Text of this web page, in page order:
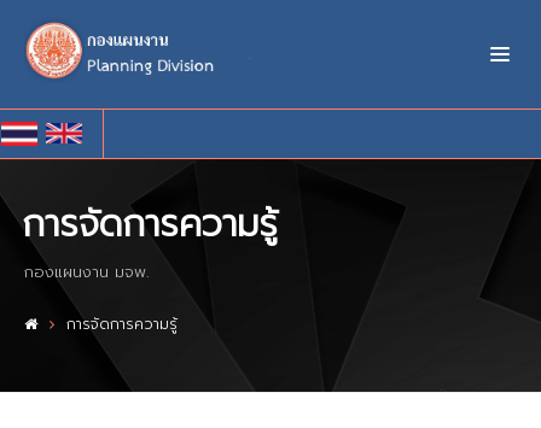
การจัดการความรู้
กองแผนงาน มจพ.
การจัดการความรู้